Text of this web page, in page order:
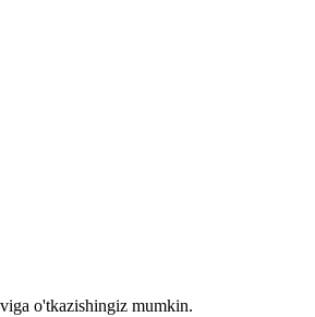
o'tkazishingiz mumkin.